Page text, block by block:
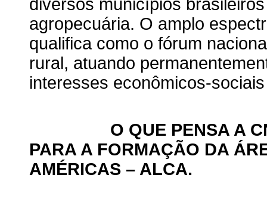
diversos municípios
agropecuária. O amplo
qualifica como o fórum
rural, atuando
interesses econômicos-
O QUE PENSA A CNA
PARA A FORMAÇÃO DA
AMÉRICAS – ALCA.